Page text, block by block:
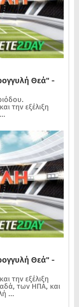
Θεά" -
την εξέλιξη
Θεά" -
την εξέλιξη
των ΗΠΑ, και
...